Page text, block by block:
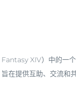
XIV）中的一
在提供互助、交流和